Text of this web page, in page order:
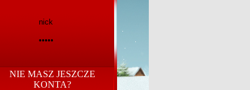
NIE MASZ JESZCZE
KONTA?